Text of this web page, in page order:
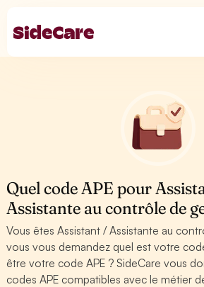
Quel code APE pour
Assistante au contrôle de
Vous êtes Assistant / Assistante au
vous vous demandez quel est votre
être votre code APE ? SideCare vous
codes APE compatibles avec le métier